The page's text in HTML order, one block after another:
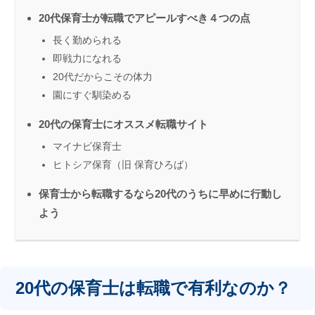
20代保育士が転職でアピールすべき４つの点
長く勤められる
即戦力になれる
20代だからこその体力
園にすぐ馴染める
20代の保育士にオススメ転職サイト
マイナビ保育士
ヒトシア保育（旧 保育ひろば）
保育士から転職するなら20代のうちに早めに行動し
よう
20代の保育士は転職で有利なのか？